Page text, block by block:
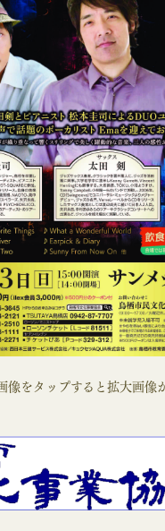
像をタップすると拡大画像